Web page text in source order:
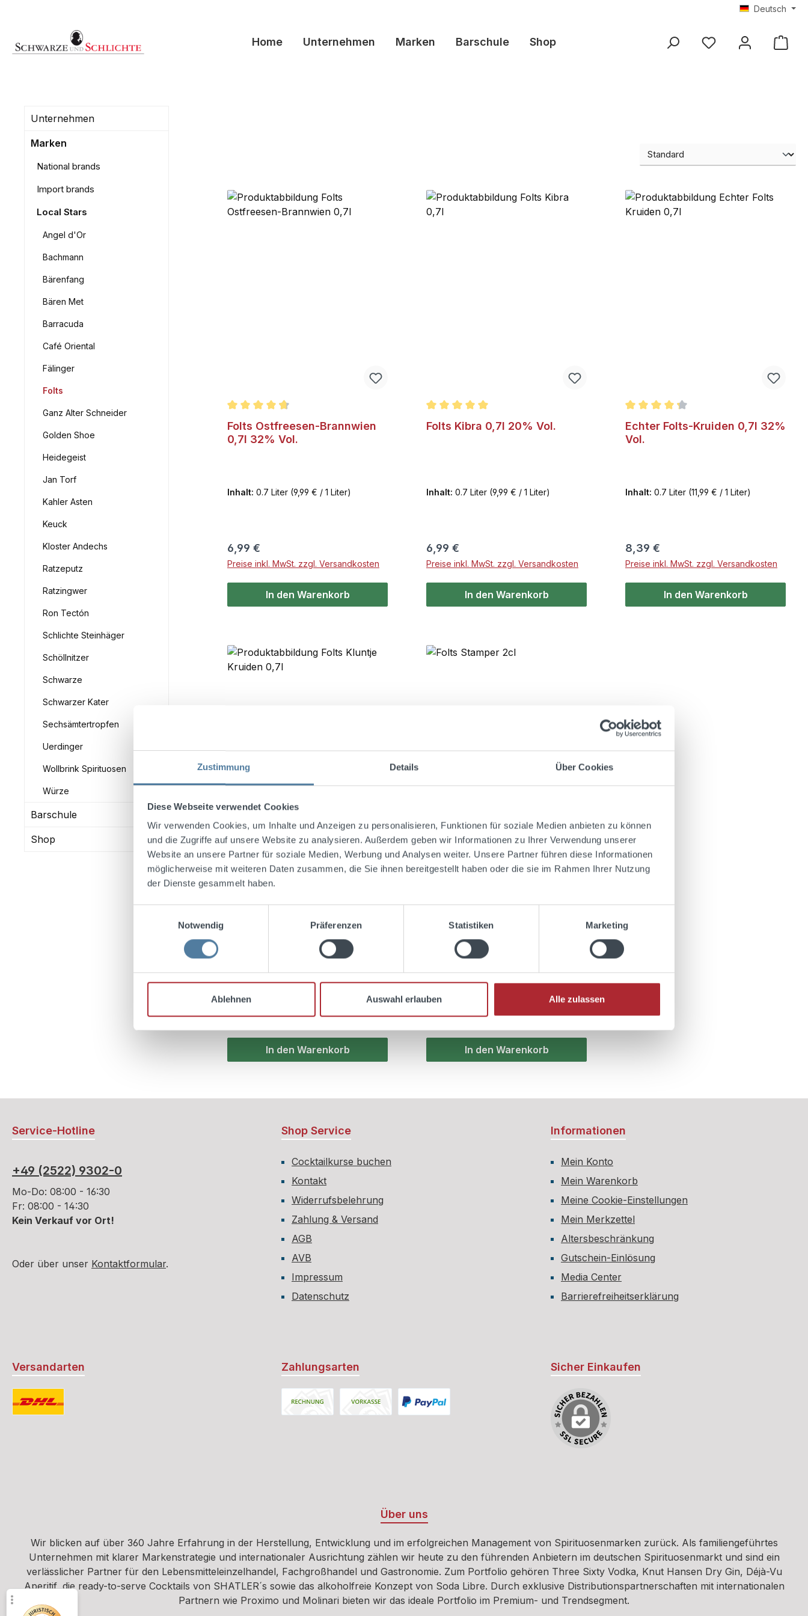
Zustimmung Details Über Cookies
Diese Webseite verwendet Cookies
Wir verwenden Cookies, um Inhalte und Anzeigen zu personalisieren, Funktionen für soziale Medien anbieten zu können
und die Zugriffe auf unsere Website zu analysieren. Außerdem geben wir Informationen zu Ihrer Verwendung unserer
Website an unsere Partner für soziale Medien, Werbung und Analysen weiter. Unsere Partner führen diese Informationen
möglicherweise mit weiteren Daten zusammen, die Sie ihnen bereitgestellt haben oder die sie im Rahmen Ihrer Nutzung
der Dienste gesammelt haben.
Notwendig
Präferenzen Statistiken Marketing
Ablehnen Auswahl erlauben Alle zulassen
Deutsch
Home Unternehmen Marken Barschule Shop
Unternehmen
Marken
National brands
Import brands
Local Stars
Angel d'Or
Bachmann
Bärenfang
Bären Met
Barracuda
Café Oriental
Fälinger
Folts
Ganz Alter Schneider
Golden Shoe
Heidegeist
Jan Torf
Kahler Asten
Keuck
Kloster Andechs
Ratzeputz
Ratzingwer
Ron Tectón
Schlichte Steinhäger
Schöllnitzer
Schwarze
Schwarzer Kater
Sechsämtertropfen
Uerdinger
Wollbrink Spirituosen
Würze
Barschule
Shop
Durchschnittliche Bewertung von 4.7 von 5 Sternen
Folts Ostfreesen-Brannwien
0,7l 32% Vol.
Inhalt: 0.7 Liter (9,99 € / 1 Liter)
Regulärer Preis:
6,99 €
Preise inkl. MwSt. zzgl. Versandkosten
In den Warenkorb
Durchschnittliche Bewertung von 5 von 5 Sternen
Folts Kibra 0,7l 20% Vol.
Inhalt: 0.7 Liter (9,99 € / 1 Liter)
Regulärer Preis:
6,99 €
Preise inkl. MwSt. zzgl. Versandkosten
In den Warenkorb
Durchschnittliche Bewertung von 4.3
Echter Folts-Kruiden 0,7l 32%
Vol.
Inhalt: 0.7 Liter (11,99 € / 1 Liter)
Regulärer Preis:
8,39 €
Preise inkl. MwSt. zzgl. Versandkosten
In den Warenkorb
Durchschnittliche Bewertung von 4.9 von 5 Sternen
Folts Kluntje Kruiden 0,7l
(11,99 € / 1 Liter)
Regulärer Preis:
8,39 €
Preise inkl. MwSt. zzgl. Versandkosten
In den Warenkorb
Durchschnittliche Bewertung von 4.2 von 5 Sternen
Regulärer Preis:
0,99 €
Preise inkl. MwSt. zzgl. Versandkosten
In den Warenkorb
Service-Hotline
+49 (2522) 9302-0
Mo-Do: 08:00 - 16:30
Fr: 08:00 - 14:30
Kein Verkauf vor Ort!
Oder über unser Kontaktformular.
Shop Service
Cocktailkurse buchen
Kontakt
Widerrufsbelehrung
Zahlung & Versand
AGB
AVB
Impressum
Datenschutz
Informationen
Mein Konto
Mein Warenkorb
Meine Cookie-Einstellungen
Mein Merkzettel
Altersbeschränkung
Gutschein-Einlösung
Media Center
Barrierefreiheitserklärung
Versandarten Zahlungsarten Sicher Einkaufen
Über uns
Wir blicken auf über 360 Jahre Erfahrung in der Herstellung, Entwicklung und im erfolgreichen Management von Spirituosenmarken zurück. Als familiengeführtes
Unternehmen mit klarer Markenstrategie und internationaler Ausrichtung zählen wir heute zu den führenden Anbietern im deutschen Spirituosenmarkt und sind ein
verlässlicher Partner für den Lebensmitteleinzelhandel, Fachgroßhandel und Gastronomie. Zum Portfolio gehören Three Sixty Vodka, Knut Hansen Dry Gin, Déjà-Vu
Aperitif, die ready-to-serve Cocktails von SHATLER´s sowie das alkoholfreie Konzept von Soda Libre. Durch exklusive Distributionspartnerschaften mit internationalen
Partnern wie Proximo und Molinari bieten wir das ideale Portfolio im Premium- und Trendsegment.